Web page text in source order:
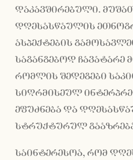
დაკავშირებული.
დღესასწაულის
ასპექტების
საგანგებოდ ჩავატარე
რომლის შედეგები
სიღრმისეულ
ეფუძნება და
სტრუქტურულ
საინტერესოა, რომ